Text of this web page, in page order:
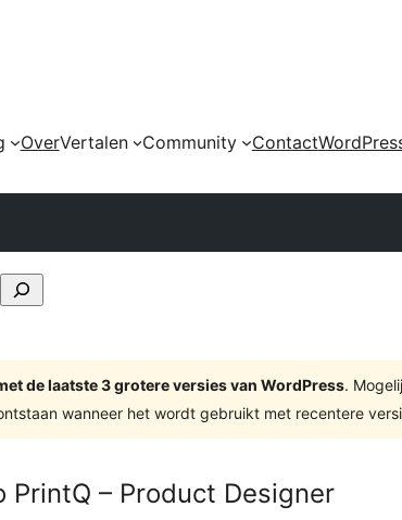
OverVertalen Community Contact
de laatste 3 grotere versies van WordPress.
wanneer het wordt gebruikt met recentere
PrintQ – Product Designer